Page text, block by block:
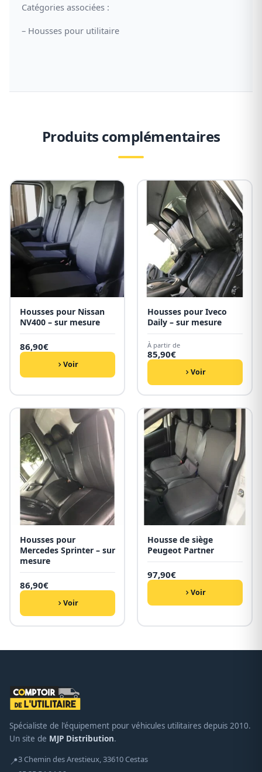
Catégories associées :
– Housses pour utilitaire
Produits complémentaires
Housses pour Nissan
NV400 – sur mesure
86,90€
Voir
Housses pour Iveco
Daily – sur mesure
À partir de
85,90€
Voir
Housses pour
Mercedes Sprinter – sur
mesure
86,90€
Voir
Housse de siège
Peugeot Partner
97,90€
Voir
Spécialiste de l'équipement pour véhicules utilitaires depuis 2010.
Un site de MJP Distribution.
📍3 Chemin des Arestieux, 33610 Cestas